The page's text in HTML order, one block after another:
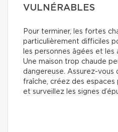
VULNÉRABLES
Pour terminer, les fortes
particulièrement difficiles
les personnes âgées et les
Une maison trop chaude
dangereuse. Assurez-vous
fraîche, créez des espaces
et surveillez les signes